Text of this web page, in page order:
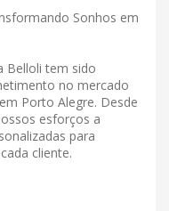
Sonhos em
Belloli tem sido
no mercado
Porto Alegre. Desde
esforços a
para
cliente.